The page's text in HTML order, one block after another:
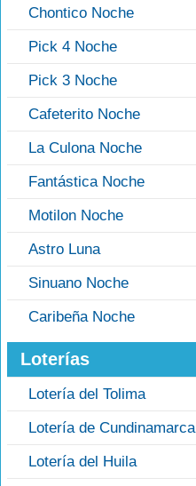
Chontico Noche
Pick 4 Noche
Pick 3 Noche
Cafeterito Noche
La Culona Noche
Fantástica Noche
Motilon Noche
Astro Luna
Sinuano Noche
Caribeña Noche
Loterías
Lotería del Tolima
Lotería de Cundinamarca
Lotería del Huila